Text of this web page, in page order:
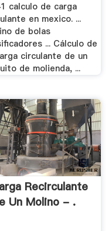
calculo de carga
en mexico. ...
de bolas
... Cálculo de
circulante de un
de molienda, ...
Recirculante
Un Molino - .